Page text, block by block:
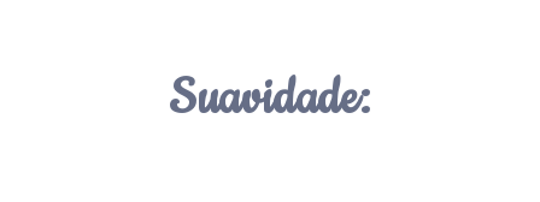
Suavidade: